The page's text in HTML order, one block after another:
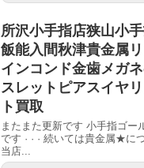
所沢小手指店狭山小
飯能入間秋津貴金属
インコンド金歯メガ
スレットピアスイヤ
ト買取
またまた更新です 小手指ゴー
です · · · 続いては貴金属★に
当店...